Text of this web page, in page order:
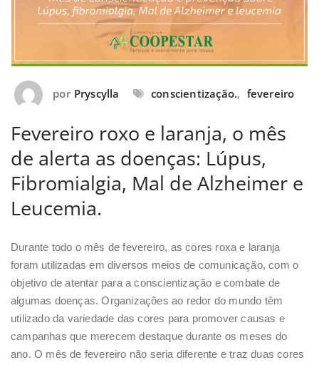
por Pryscylla conscientização., fevereiro
Fevereiro roxo e laranja, o mês
de alerta as doenças: Lúpus,
Fibromialgia, Mal de Alzheimer e
Leucemia.
Durante todo o mês de fevereiro, as cores roxa e laranja
foram utilizadas em diversos meios de comunicação, com o
objetivo de atentar para a conscientização e combate de
algumas doenças. Organizações ao redor do mundo têm
utilizado da variedade das cores para promover causas e
campanhas que merecem destaque durante os meses do
ano. O mês de fevereiro não seria diferente e traz duas cores